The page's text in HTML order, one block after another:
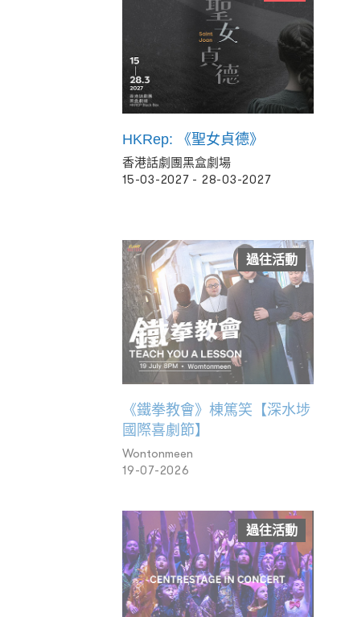
HKRep: 《聖女貞德》
香港話劇團黑盒劇場
15-03-2027 - 28-03-2027
過往活動
《鐵拳教會》棟篤笑【深水埗
國際喜劇節】
Wontonmeen
19-07-2026
過往活動